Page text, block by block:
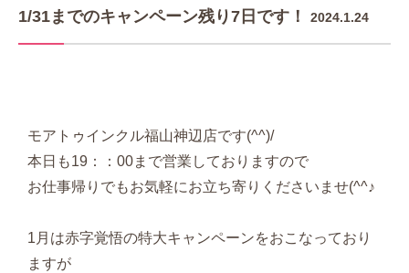
1/31までのキャンペーン残り7日です！ 2024.1.24
モアトゥインクル福山神辺店です(^^)/
本日も19：：00まで営業しておりますので
お仕事帰りでもお気軽にお立ち寄りくださいませ(^^♪
1月は赤字覚悟の特大キャンペーンをおこなっており
ますが